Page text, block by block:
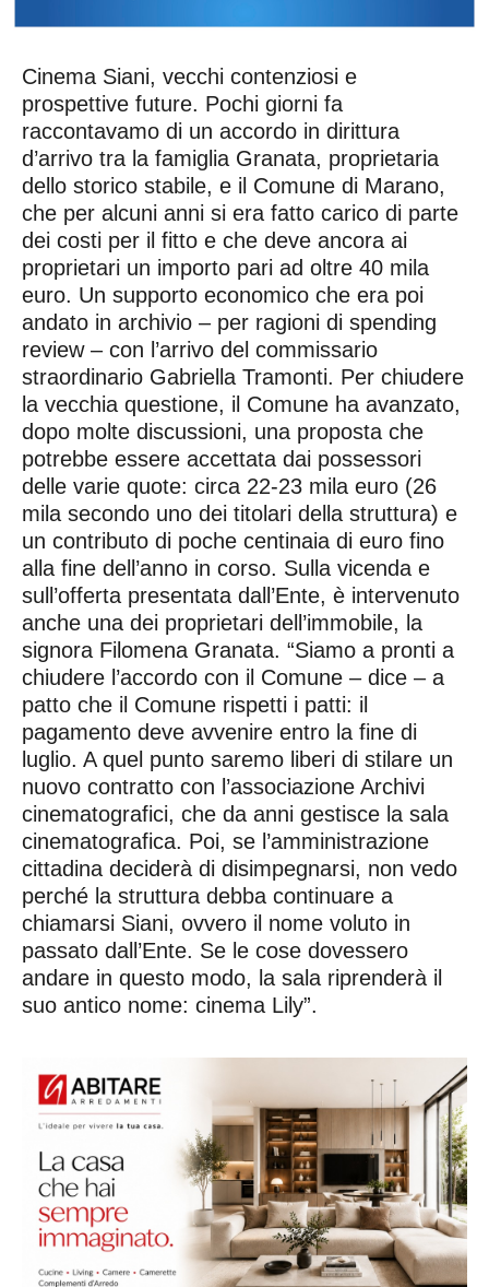
Cinema Siani, vecchi contenziosi e
prospettive future. Pochi giorni fa
raccontavamo di un accordo in dirittura
d’arrivo tra la famiglia Granata, proprietaria
dello storico stabile, e il Comune di Marano,
che per alcuni anni si era fatto carico di parte
dei costi per il fitto e che deve ancora ai
proprietari un importo pari ad oltre 40 mila
euro. Un supporto economico che era poi
andato in archivio – per ragioni di spending
review – con l’arrivo del commissario
straordinario Gabriella Tramonti. Per chiudere
la vecchia questione, il Comune ha avanzato,
dopo molte discussioni, una proposta che
potrebbe essere accettata dai possessori
delle varie quote: circa 22-23 mila euro (26
mila secondo uno dei titolari della struttura) e
un contributo di poche centinaia di euro fino
alla fine dell’anno in corso. Sulla vicenda e
sull’offerta presentata dall’Ente, è intervenuto
anche una dei proprietari dell’immobile, la
signora Filomena Granata. “Siamo a pronti a
chiudere l’accordo con il Comune – dice – a
patto che il Comune rispetti i patti: il
pagamento deve avvenire entro la fine di
luglio. A quel punto saremo liberi di stilare un
nuovo contratto con l’associazione Archivi
cinematografici, che da anni gestisce la sala
cinematografica. Poi, se l’amministrazione
cittadina deciderà di disimpegnarsi, non vedo
perché la struttura debba continuare a
chiamarsi Siani, ovvero il nome voluto in
passato dall’Ente. Se le cose dovessero
andare in questo modo, la sala riprenderà il
suo antico nome: cinema Lily”.